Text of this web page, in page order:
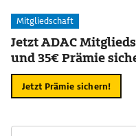
Mitgliedschaft
Jetzt ADAC
und 35€ Prämie
Jetzt Prämie sichern!